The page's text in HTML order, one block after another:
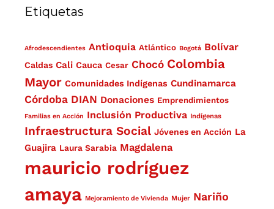
Etiquetas
Afrodescendientes Antioquia Atlántico Bogotá Bolívar
Caldas Cali Cauca Cesar Chocó Colombia
Mayor Comunidades Indígenas Cundinamarca
Córdoba DIAN Donaciones Emprendimientos
Familias en Acción Inclusión Productiva Indígenas
Infraestructura Social Jóvenes en Acción La
Guajira Laura Sarabia Magdalena
mauricio rodríguez
amaya Mejoramiento de Vivienda Mujer Nariño